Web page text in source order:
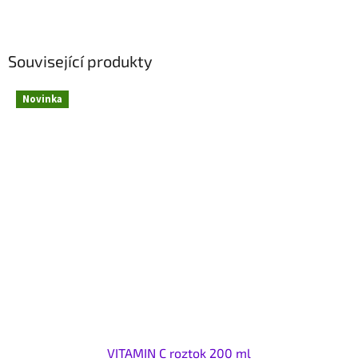
Související produkty
Novinka
VITAMIN C roztok 200 ml